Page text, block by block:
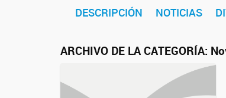
DESCRIPCIÓN NOTICIAS
ARCHIVO DE LA CATEGORÍA: